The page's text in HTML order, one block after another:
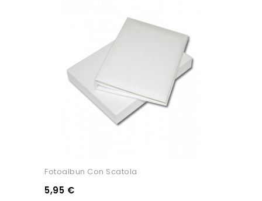
Fotoalbun Con Scatola
5,95 €